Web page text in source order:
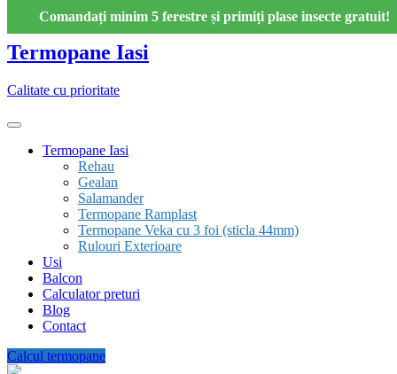
Comandați minim 5 ferestre și primiți plase insecte gratuit!
content
Termopane Iasi
Calitate cu prioritate
Termopane Iasi
Rehau
Gealan
Salamander
Termopane Ramplast
Termopane Veka cu 3 foi (sticla 44mm)
Rulouri Exterioare
Usi
Balcon
Calculator preturi
Blog
Contact
Calcul termopane